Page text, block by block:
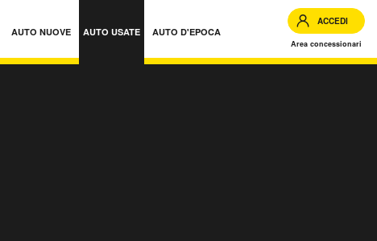
AUTO NUOVE AUTO USATE AUTO D'EPOCA
ACCEDI
Area concessionari